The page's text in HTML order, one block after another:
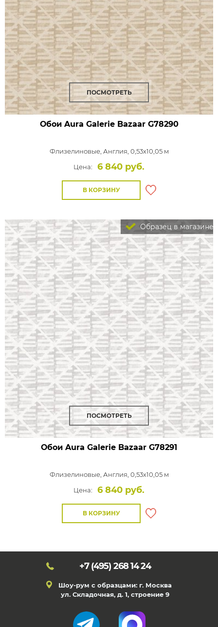
ПОСМОТРЕТЬ
Обои Aura Galerie BazaarG78290
Флизелиновые, Англия, 0,53x10,05 м
Цена:
6 840 руб.
В КОРЗИНУ
Образец в магазине
ПОСМОТРЕТЬ
Обои Aura Galerie Bazaar G78291
Флизелиновые, Англия, 0,53x10,05 м
Цена:
6 840 руб.
В КОРЗИНУ
+7 (495) 268 14 24
Шоу-рум с образцами: г. Москва
ул. Складочная, д. 1, строение 9